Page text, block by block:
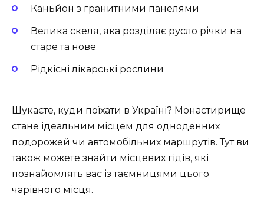
Каньйон з гранитними панелями
Велика скеля, яка розділяє русло річки на
старе та нове
Рідкісні лікарські рослини
Шукаєте, куди поїхати в Україні? Монастирище
стане ідеальним місцем для одноденних
подорожей чи автомобільних маршрутів. Тут ви
також можете знайти місцевих гідів, які
познайомлять вас із таємницями цього
чарівного місця.